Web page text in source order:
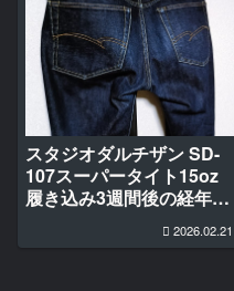
スタジオダルチザン SD-
107スーパータイト15oz
履き込み3週間後の経年変
2026.02.21